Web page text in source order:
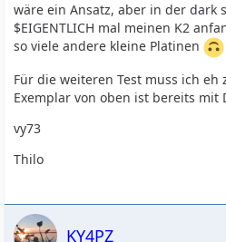
wäre ein Ansatz, aber in der dark
$EIGENTLICH mal meinen K2
so viele andere kleine Platinen
Für die weiteren Test muss ich
Exemplar von oben ist bereits mit
vy73
Thilo
KY4PZ